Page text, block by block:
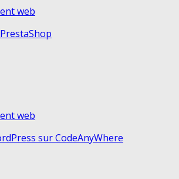
web
web
sur CodeAnyWhere